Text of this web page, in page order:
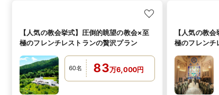
【人気の教会挙式】圧倒的眺望の教会×至
極のフレンチレストランの贅沢プラン
60名 83万6,000円
【人気の教
極のフレンチ